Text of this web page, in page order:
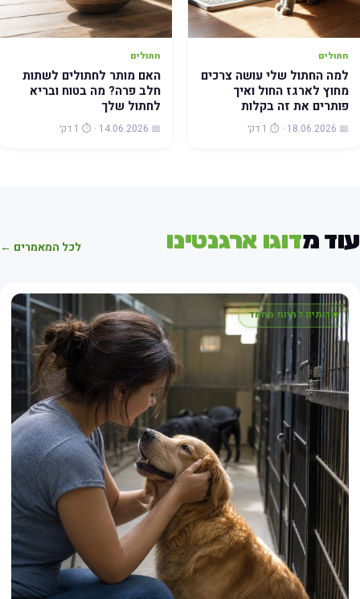
חתולים
למה החתול שלי עושה צרכים
מחוץ לארגז החול ואיך
פותרים את זה בקלות
📅 18.06.2026 · ⏱️ 1 דק׳
חתולים
האם מותר לחתולים לשתות
חלב פרה? מה בטוח ובריא
לחתול שלך
📅 14.06.2026 · ⏱️ 1 דק׳
עוד מדוגו ארגנטינו לכל המאמרים ←
שרותים לחיות מחמד